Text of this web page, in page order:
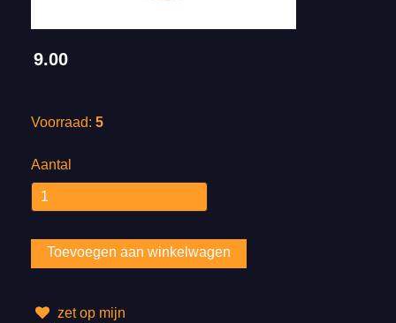
9.00
Voorraad: 5
Aantal
zet op mijn